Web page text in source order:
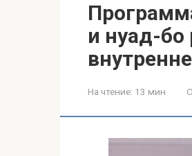
и нуад-бо
На чтение: 13 мин